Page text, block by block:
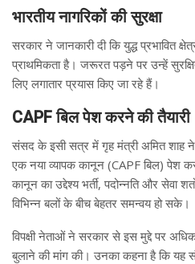
भारतीय नागरिकों की सुरक्षा
सरकार ने जानकारी दी कि युद्ध प्रभावित
प्राथमिकता है। जरूरत पड़ने पर उन्हें
लिए लगातार प्रयास किए जा रहे हैं।
CAPF बिल पेश करने की तैयारी
संसद के इसी सत्र में गृह मंत्री अमित शाह
एक नया व्यापक कानून (CAPF बिल) पेश
कानून का उद्देश्य भर्ती, पदोन्नति और सेवा
विभिन्न बलों के बीच बेहतर समन्वय हो सके।
विपक्षी नेताओं ने सरकार से इस मुद्दे पर
बुलाने की मांग की। उनका कहना है कि